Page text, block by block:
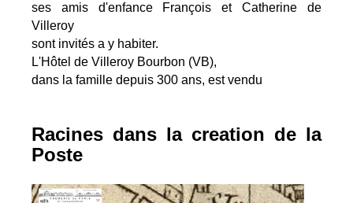
ses amis d'enfance François et Catherine de
Villeroy
sont invités a y habiter.
L'Hôtel de Villeroy Bourbon (VB),
dans la famille depuis 300 ans, est vendu
Racines dans la creation de la
Poste